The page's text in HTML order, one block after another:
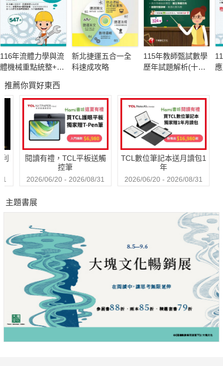
116年流體力學與流
體機械重點統整+高
新北捷運五合一全
科速成攻略
115年教師甄試數學
歷年試題解析(十
推薦你買好東西
閱讀有禮，TCL平板送觸
控筆
2026/06/20 - 2026/08/31
TCL數位筆記本送月讀包1
年
2026/06/20 - 2026/08/31
主題書展